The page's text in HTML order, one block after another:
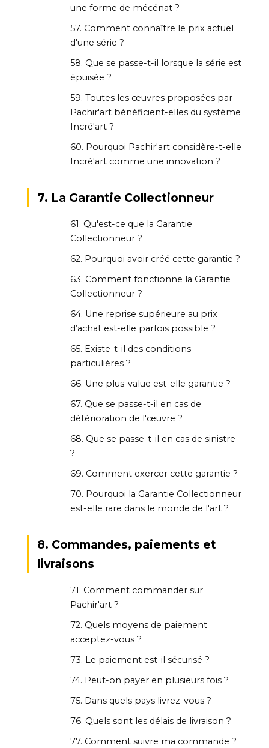
une forme de mécénat ?
57. Comment connaître le prix actuel
d'une série ?
58. Que se passe-t-il lorsque la série est
épuisée ?
59. Toutes les œuvres proposées par
Pachir'art bénéficient-elles du système
Incré'art ?
60. Pourquoi Pachir'art considère-t-elle
Incré'art comme une innovation ?
7. La Garantie Collectionneur
61. Qu'est-ce que la Garantie
Collectionneur ?
62. Pourquoi avoir créé cette garantie ?
63. Comment fonctionne la Garantie
Collectionneur ?
64. Une reprise supérieure au prix
d’achat est-elle parfois possible ?
65. Existe-t-il des conditions
particulières ?
66. Une plus-value est-elle garantie ?
67. Que se passe-t-il en cas de
détérioration de l'œuvre ?
68. Que se passe-t-il en cas de sinistre
?
69. Comment exercer cette garantie ?
70. Pourquoi la Garantie Collectionneur
est-elle rare dans le monde de l'art ?
8. Commandes, paiements et
livraisons
71. Comment commander sur
Pachir'art ?
72. Quels moyens de paiement
acceptez-vous ?
73. Le paiement est-il sécurisé ?
74. Peut-on payer en plusieurs fois ?
75. Dans quels pays livrez-vous ?
76. Quels sont les délais de livraison ?
77. Comment suivre ma commande ?